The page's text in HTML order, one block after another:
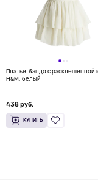
Платье-бандо с расклешенной
H&M, белый
438 руб.
КУПИТЬ